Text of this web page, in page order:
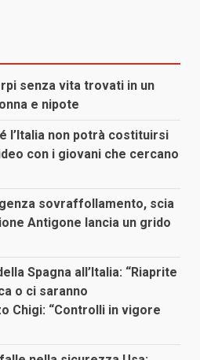
senza vita trovati in un
e nipote
l’Italia non potrà costituirsi
con i giovani che cercano
sovraffollamento, scia
Antigone lancia un grido
Spagna all’Italia: “Riaprite
o ci saranno
Chigi: “Controlli in vigore